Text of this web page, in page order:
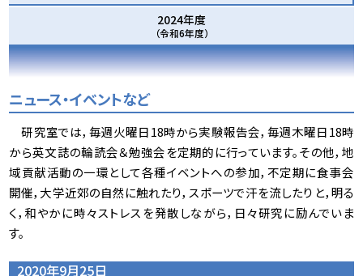
2024年度
（令和6年度）
ニュース・イベントなど
研究室では，毎週火曜日18時から実験報告会，毎週木曜日18時
から英文誌の輪読会＆勉強会を定期的に行っています。その他，地
域貢献活動の一環として各種イベントへの参加，不定期に食事会
開催，大学近郊の自然に触れたり，スポーツで汗を流したりと，明る
く，和やかに時々ストレスを発散しながら，日々研究に励んでいま
す。
2020年9月25日